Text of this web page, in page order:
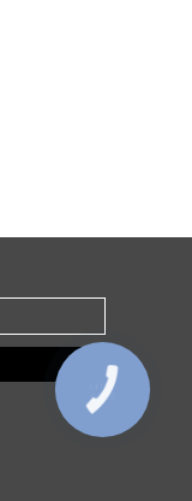
КНОПКА
ЗВ'ЯЗКУ